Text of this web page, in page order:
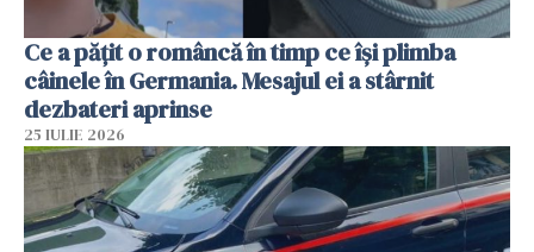
Ce a pățit o româncă în timp ce își plimba
câinele în Germania. Mesajul ei a stârnit
dezbateri aprinse
25 IULIE 2026